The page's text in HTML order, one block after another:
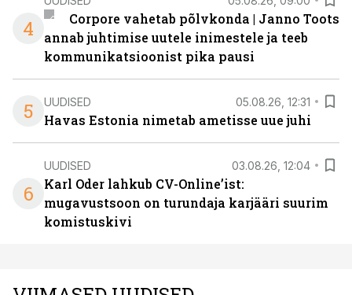
4
Corpore vahetab põlvkonda | Janno Toots
annab juhtimise uutele inimestele ja teeb
kommunikatsioonist pika pausi
5 UUDISED 05.08.26, 12:31
Havas Estonia nimetab ametisse uue juhi
6
UUDISED 03.08.26, 12:04
Karl Oder lahkub CV-Online’ist:
mugavustsoon on turundaja karjääri suurim
komistuskivi